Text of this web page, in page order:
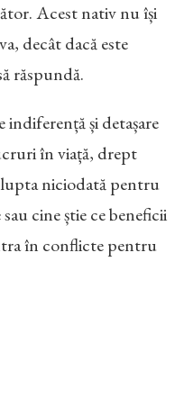
Acest nativ nu își
decât dacă este
răspundă.
și detașare
în viață, drept
niciodată pentru
cine știe ce beneficii
în conflicte pentru